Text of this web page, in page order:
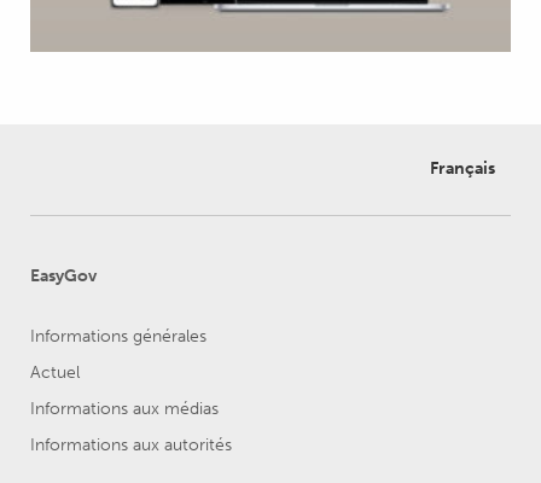
Français
EasyGov
Informations générales
Actuel
Informations aux médias
Informations aux autorités